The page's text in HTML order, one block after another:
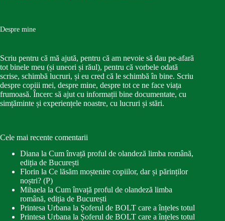
Despre mine
Scriu pentru că mă ajută, pentru că am nevoie să dau pe-afară
tot binele meu (și uneori și răul), pentru că vorbele odată
scrise, schimbă lucruri, și eu cred că le schimbă în bine. Scriu
despre copiii mei, despre mine, despre tot ce ne face viața
frumoasă. Încerc să ajut cu informații bine documentate, cu
simțăminte și experiențele noastre, cu lucruri și stări.
Cele mai recente comentarii
Diana la Cum învață proful de olandeză limba română,
ediția de București
Florin la Ce lăsăm moștenire copiilor, dar și părinților
noștri? (P)
Mihaela la Cum învață proful de olandeză limba
română, ediția de București
Printesa Urbana la Șoferul de BOLT care a înțeles totul
Printesa Urbana la Șoferul de BOLT care a înțeles totul